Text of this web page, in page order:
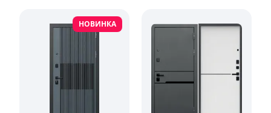
НОВИНКА